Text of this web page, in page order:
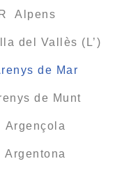
Alpens
del Vallès (L’)
de Mar
de Munt